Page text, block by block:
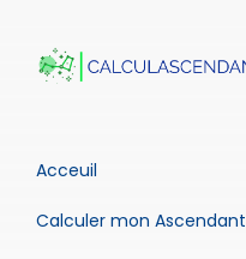
Acceuil
Calculer mon Ascendant